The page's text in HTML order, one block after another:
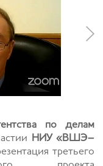
по делам
НИУ «ВШЭ–
третьего